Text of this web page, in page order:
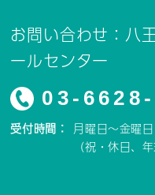
お問い合わせ：八
ールセンター
03-
受付時間： 月曜日～金曜
（祝・休日、